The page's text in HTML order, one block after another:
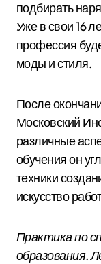
подбирать
Уже в свои 16
профессия
моды и стиля.
После
Московский
различные
обучения он
техники
искусство
Практика по
образования.